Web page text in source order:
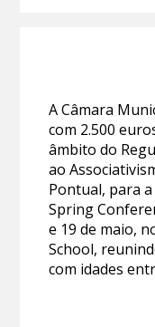
A Câmara
com 2.500
âmbito do
ao
Pontual, para a
Spring
e 19 de maio,
School,
com idades